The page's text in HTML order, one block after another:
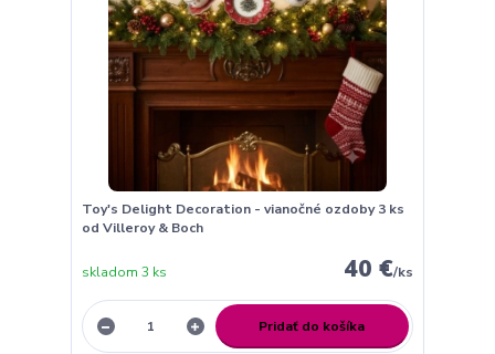
Toy's Delight Decoration - vianočné ozdoby 3 ks
od Villeroy & Boch
40 €/ks
skladom 3 ks
Pridať do košíka